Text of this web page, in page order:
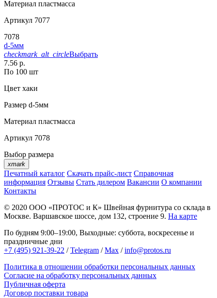
Материал пластмасса
Артикул 7077
7078
d-5мм
checkmark_alt_circleВыбрать
7.56 р.
По 100 шт
Цвет хаки
Размер d-5мм
Материал пластмасса
Артикул 7078
Выбор размера
xmark
Печатный каталог Скачать прайс-лист Справочная
информация Отзывы Стать дилером Вакансии О компании
Контакты
© 2020 ООО «ПРОТОС и К» Швейная фурнитура со склада в
Москве. Варшавское шоссе, дом 132, строение 9. На карте
По будням 9:00–19:00, Выходные: суббота, воскресенье и
праздничные дни
+7 (495) 921-39-22 /Telegram /Max /info@protos.ru
Политика в отношении обработки персональных данных
Согласие на обработку персональных данных
Публичная оферта
Договор поставки товара